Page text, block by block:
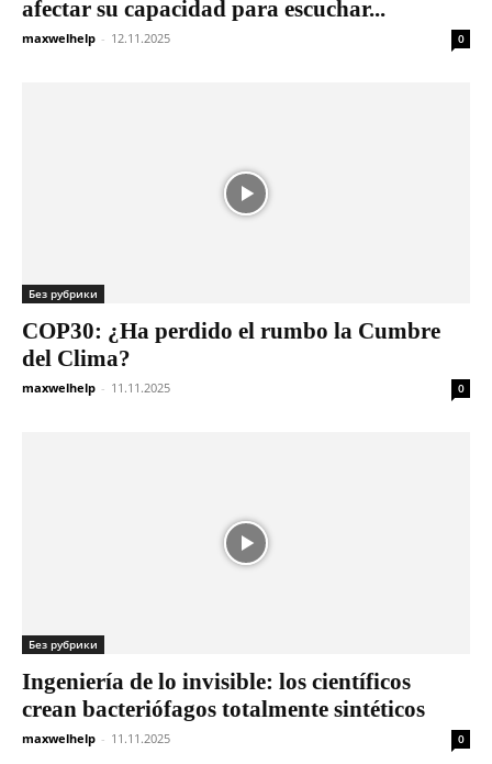
afectar su capacidad para escuchar...
maxwelhelp - 12.11.2025 0
Без рубрики
COP30: ¿Ha perdido el rumbo la Cumbre
del Clima?
maxwelhelp - 11.11.2025 0
Без рубрики
Ingeniería de lo invisible: los científicos
crean bacteriófagos totalmente sintéticos
maxwelhelp - 11.11.2025 0